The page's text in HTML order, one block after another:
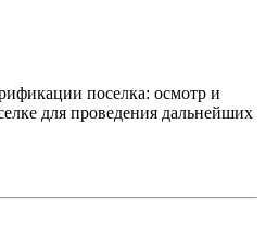
поселка: осмотр и
для проведения дальнейших